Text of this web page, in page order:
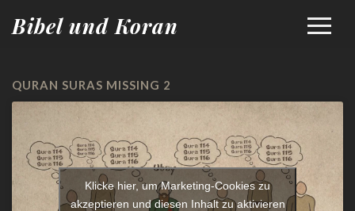
Bibel und Koran
QURAN SURAS MISSING 2
Klicke hier, um Marketing-Cookies zu
akzeptieren und diesen Inhalt zu aktivieren